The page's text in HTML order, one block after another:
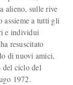
alieno, sulle rive
a tutti gli
e individui
resuscitato
di nuovi amici,
ciclo del
1972.